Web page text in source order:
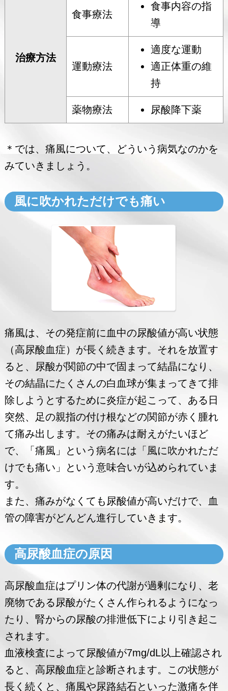
治療方法
食事療法
食事内容の指
導
運動療法
適度な運動
適正体重の維
持
薬物療法 尿酸降下薬
＊では、痛風について、どういう病気なのかを
みていきましょう。
風に吹かれただけでも痛い
痛風は、その発症前に血中の尿酸値が高い状態
（高尿酸血症）が長く続きます。それを放置す
ると、尿酸が関節の中で固まって結晶になり、
その結晶にたくさんの白血球が集まってきて排
除しようとするために炎症が起こって、ある日
突然、足の親指の付け根などの関節が赤く腫れ
て痛み出します。その痛みは耐えがたいほど
で、「痛風」という病名には「風に吹かれただ
けでも痛い」という意味合いが込められていま
す。
また、痛みがなくても尿酸値が高いだけで、血
管の障害がどんどん進行していきます。
高尿酸血症の原因
高尿酸血症はプリン体の代謝が過剰になり、老
廃物である尿酸がたくさん作られるようになっ
たり、腎からの尿酸の排泄低下により引き起こ
されます。
血液検査によって尿酸値が7mg/dL以上確認され
ると、高尿酸血症と診断されます。この状態が
長く続くと、痛風や尿路結石といった激痛を伴